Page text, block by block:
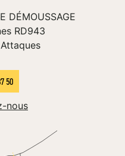
DÉMOUSSAGE
RD943
50
nous